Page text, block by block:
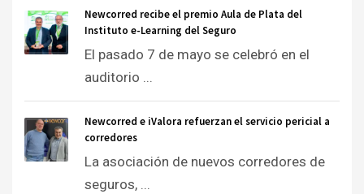
Newcorred recibe el premio Aula de Plata del
Instituto e-Learning del Seguro
El pasado 7 de mayo se celebró en el
auditorio ...
Newcorred e iValora refuerzan el servicio pericial a
corredores
La asociación de nuevos corredores de
seguros, ...